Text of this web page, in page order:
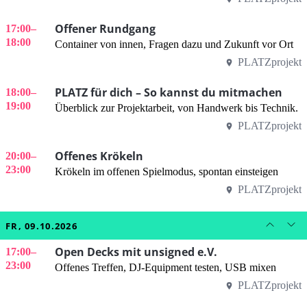
17:00–
18:00
Offener Rundgang
Container von innen, Fragen dazu und Zukunft vor Ort
PLATZprojekt
18:00–
19:00
PLATZ für dich – So kannst du mitmachen
Überblick zur Projektarbeit, von Handwerk bis Technik.
PLATZprojekt
20:00–
23:00
Offenes Krökeln
Krökeln im offenen Spielmodus, spontan einsteigen
PLATZprojekt
FR, 09.10.2026
17:00–
23:00
Open Decks mit unsigned e.V.
Offenes Treffen, DJ-Equipment testen, USB mixen
PLATZprojekt